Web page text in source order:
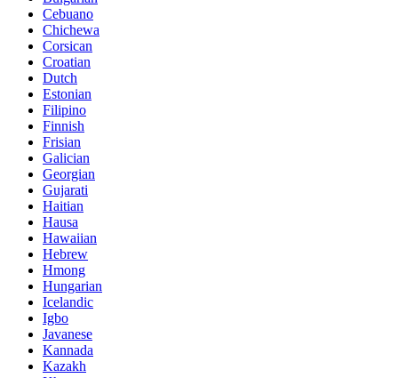
Cebuano
Chichewa
Corsican
Croatian
Dutch
Estonian
Filipino
Finnish
Frisian
Galician
Georgian
Gujarati
Haitian
Hausa
Hawaiian
Hebrew
Hmong
Hungarian
Icelandic
Igbo
Javanese
Kannada
Kazakh